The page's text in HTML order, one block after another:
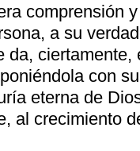
comprensión
a su
da,
con
eterna de
al crecimiento